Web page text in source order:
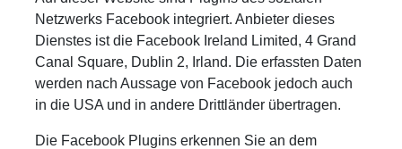
Netzwerks Facebook integriert. Anbieter dieses
Dienstes ist die Facebook Ireland Limited, 4 Grand
Canal Square, Dublin 2, Irland. Die erfassten Daten
werden nach Aussage von Facebook jedoch auch
in die USA und in andere Drittländer übertragen.
Die Facebook Plugins erkennen Sie an dem